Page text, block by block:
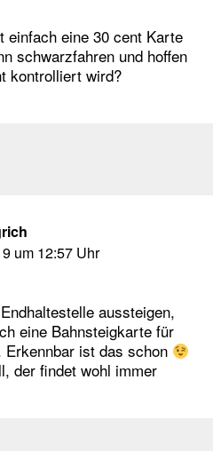
einfach eine 30 cent Karte
schwarzfahren und hoffen
kontrolliert wird?
um 12:57 Uhr
aussteigen,
eine Bahnsteigkarte für
ist das schon
der findet wohl immer